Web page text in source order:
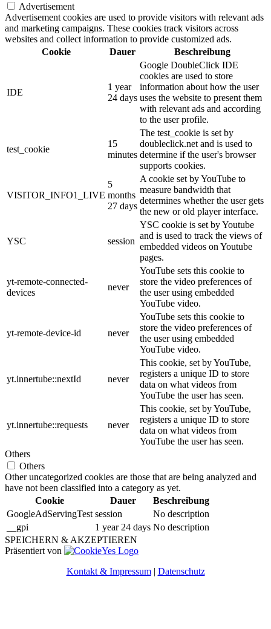
Advertisement
Advertisement cookies are used to provide visitors with relevant ads
and marketing campaigns. These cookies track visitors across
websites and collect information to provide customized ads.
Cookie
Dauer Beschreibung
IDE
1 year
24 days
Google DoubleClick IDE
cookies are used to store
information about how the user
uses the website to present them
with relevant ads and according
to the user profile.
test_cookie
15
minutes
The test_cookie is set by
doubleclick.net and is used to
determine if the user's browser
supports cookies.
VISITOR_INFO1_LIVE
5
months
27 days
A cookie set by YouTube to
measure bandwidth that
determines whether the user gets
the new or old player interface.
YSC session
YSC cookie is set by Youtube
and is used to track the views of
embedded videos on Youtube
pages.
yt-remote-connected-
devices
never
YouTube sets this cookie to
store the video preferences of
the user using embedded
YouTube video.
yt-remote-device-id never
YouTube sets this cookie to
store the video preferences of
the user using embedded
YouTube video.
yt.innertube::nextId never
This cookie, set by YouTube,
registers a unique ID to store
data on what videos from
YouTube the user has seen.
yt.innertube::requests never
This cookie, set by YouTube,
registers a unique ID to store
data on what videos from
YouTube the user has seen.
Others
Others
Other uncategorized cookies are those that are being analyzed and
have not been classified into a category as yet.
Cookie
Dauer
Beschreibung
GoogleAdServingTest session
No description
__gpi
1 year 24 days No description
SPEICHERN & AKZEPTIEREN
Präsentiert von
Kontakt & Impressum| Datenschutz